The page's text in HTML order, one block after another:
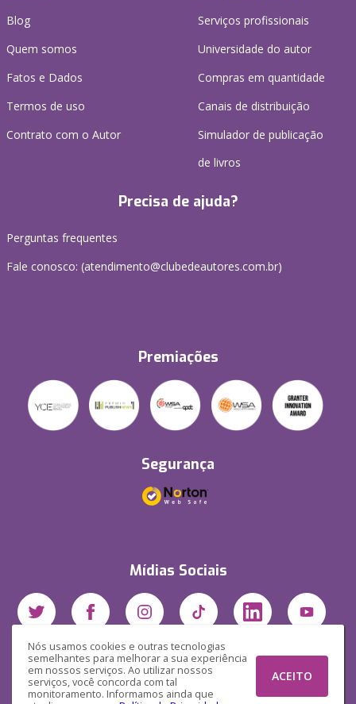
Nós usamos cookies e outras tecnologias
semelhantes para melhorar a sua experiência
em nossos serviços. Ao utilizar nossos
serviços, você concorda com tal
monitoramento. Informamos ainda que
ACEITO
Blog
Quem somos
Fatos e Dados
Termos de uso
Contrato com o Autor
Serviços profissionais
Universidade do autor
Compras em quantidade
Canais de distribuição
Simulador de publicação
de livros
Precisa de ajuda?
Perguntas frequentes
Fale conosco: (atendimento@clubedeautores.com.br)
Premiações
Segurança
Mídias Sociais